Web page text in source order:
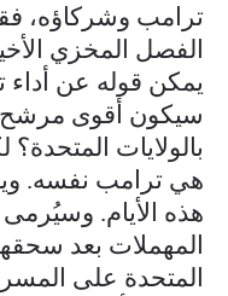
ترامب وشركاؤه،
الفصل المخزي
يمكن قوله عن
سيكون أقوى مرشح
بالولايات المتحدة؟
هي ترامب نفسه.
هذه الأيام.
المهملات بعد
المتحدة على